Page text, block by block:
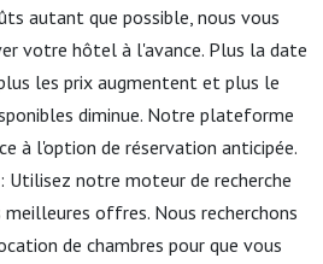
autant que possible, nous vous
votre hôtel à l'avance. Plus la date
les prix augmentent et plus le
diminue. Notre plateforme
à l'option de réservation anticipée.
Utilisez notre moteur de recherche
offres. Nous recherchons
de chambres pour que vous